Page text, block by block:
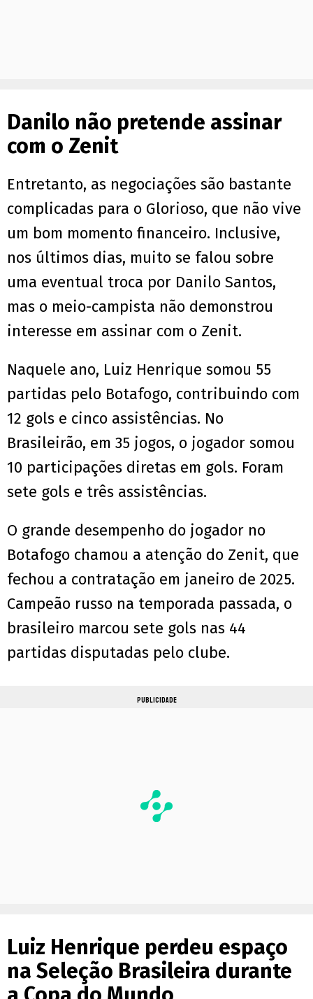
Danilo não pretende assinar
com o Zenit
Entretanto, as negociações são bastante
complicadas para o Glorioso, que não vive
um bom momento financeiro. Inclusive,
nos últimos dias, muito se falou sobre
uma eventual troca por Danilo Santos,
mas o meio-campista não demonstrou
interesse em assinar com o Zenit.
Naquele ano, Luiz Henrique somou 55
partidas pelo Botafogo, contribuindo com
12 gols e cinco assistências. No
Brasileirão, em 35 jogos, o jogador somou
10 participações diretas em gols. Foram
sete gols e três assistências.
O grande desempenho do jogador no
Botafogo chamou a atenção do Zenit, que
fechou a contratação em janeiro de 2025.
Campeão russo na temporada passada, o
brasileiro marcou sete gols nas 44
partidas disputadas pelo clube.
PUBLICIDADE
Luiz Henrique perdeu espaço
na Seleção Brasileira durante